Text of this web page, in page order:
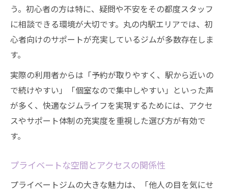
う。初心者の方は特に、疑問や不安をその都度スタッフ
に相談できる環境が大切です。丸の内駅エリアでは、初
心者向けのサポートが充実しているジムが多数存在しま
す。
実際の利用者からは「予約が取りやすく、駅から近いの
で続けやすい」「個室なので集中しやすい」といった声
が多く、快適なジムライフを実現するためには、アクセ
スやサポート体制の充実度を重視した選び方が有効で
す。
プライベートな空間とアクセスの関係性
プライベートジムの大きな魅力は、「他人の目を気にせ